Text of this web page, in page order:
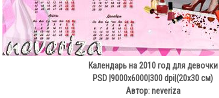
Календарь на 2010 год для девочки
PSD |9000х6000|300 dpi|(20х30 см)
Автор: neveriza